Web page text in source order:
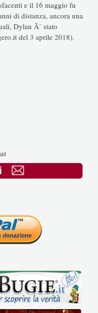
e il 16 maggio fu
di distanza, ancora una
Dylan Ã¨ stato
del 3 aprile 2018).